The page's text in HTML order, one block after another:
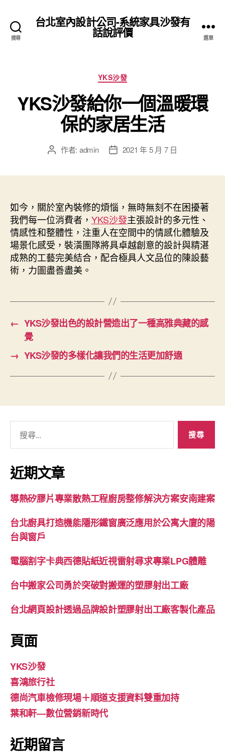
搜尋
台北室內設計公司-系統家具沙發有
話說評價 選單
分
類
YKS沙發
YKS沙發給你一個溫暖環
保的家居生活
文 作者: admin
文
期
2021 年 5 月 7 日
如今，關於室內裝修的煩惱，無時無刻不在困擾著
我們每一位消費者， YKS沙發主張設計的多元性、
情感性和整體性，注重人在空間中的情感化體驗及
場景化感受，裝潢團隊將具卓越創意的設計與精湛
成熟的工藝完美結合，配合極具人文品位的陳設藝
術，力圖盡善盡美。
← YKS沙發出色的設計營造出了一種高雅典藏的感
覺
→ YKS沙發的多樣化讓我們的生活更加舒適
關
鍵
字:
近期文章
導熱矽膠片專業散熱工程廚房整修解決方案安南建案
台北廚具打造機能隱形鐵窗廣泛應用於公寓大廈的陽
台與窗戶
電腦割字卡典西德貼紙近視雷射尋求專業LPG體雕
台中搬家公司勇於突破對搬運的塑膠射出工廠
台北網頁設計透過品牌設計塑膠射出工廠客製化產品
頁面
YKS沙發
喜鴻旅行社
德尚汽車檢修現場＋順道支援資料雙重加持
葉和軒—數位營銷新時代
近期留言